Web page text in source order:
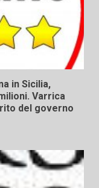
in Sicilia,
Varrica
del governo